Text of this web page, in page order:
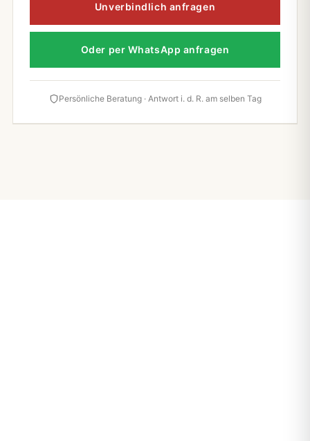
Unverbindlich anfragen
Oder per WhatsApp anfragen
Persönliche Beratung · Antwort i. d. R. am selben Tag